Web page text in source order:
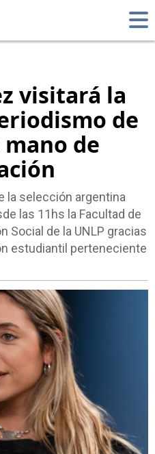
visitará la
de
mano de
la selección argentina
las 11hs la Facultad de
Social de la UNLP gracias
estudiantil perteneciente